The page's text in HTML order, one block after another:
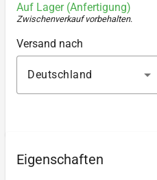
Auf Lager (Anfertigung)
Zwischenverkauf vorbehalten.
Versand nach
Deutschland
Eigenschaften